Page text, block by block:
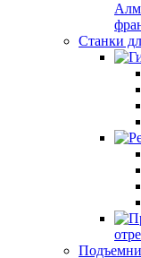
Станки